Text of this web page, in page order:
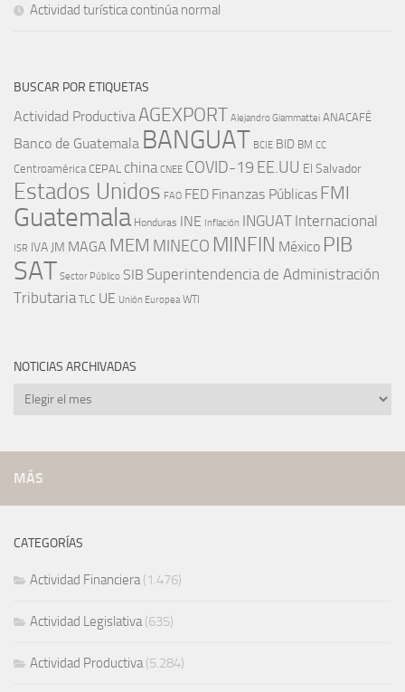
Actividad turística continúa normal
BUSCAR POR ETIQUETAS
Actividad Productiva AGEXPORT Alejandro Giammattei ANACAFÉ
Banco de Guatemala BANGUAT BCIE BID BM CC
Centroamérica CEPAL china CNEE COVID-19 EE.UU El Salvador
Estados Unidos FAO FED Finanzas Públicas FMI
Guatemala Honduras INE Inflación INGUAT Internacional
ISR IVA JM MAGA MEM MINECO MINFIN México PIB
SAT Sector Público SIB Superintendencia de Administración
Tributaria TLC UE Unión Europea WTI
NOTICIAS ARCHIVADAS
Noticias
MÁS
CATEGORÍAS
Actividad Financiera(1.476)
Actividad Legislativa(635)
Actividad Productiva(5.284)